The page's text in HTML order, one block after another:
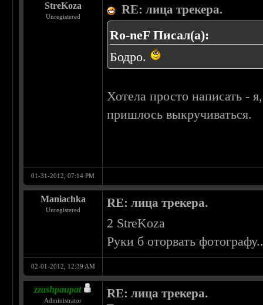
StreKoza
Unregistered
RE: лица трекера.
Ro-neF Писал(а):
Бодро.
Хотела просто написать -
пришлось выкручиваться.
01-31-2012, 07:14 PM
Maniachka
Unregistered
RE: лица трекера.
2 StreKoza
Руки б оторвать
02-01-2012, 12:39 AM
zzashpaupat
Administrator
RE: лица трекера.